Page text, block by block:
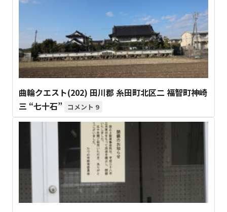
曲輪クエスト(202) 田川郡 糸田町北区二 福智町神崎
三 “七十石”
9